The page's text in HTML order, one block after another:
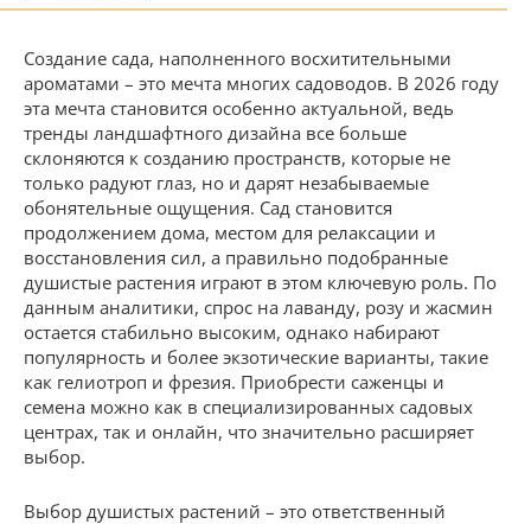
Создание сада, наполненного восхитительными
ароматами – это мечта многих садоводов. В 2026 году
эта мечта становится особенно актуальной, ведь
тренды ландшафтного дизайна все больше
склоняются к созданию пространств, которые не
только радуют глаз, но и дарят незабываемые
обонятельные ощущения. Сад становится
продолжением дома, местом для релаксации и
восстановления сил, а правильно подобранные
душистые растения играют в этом ключевую роль. По
данным аналитики, спрос на лаванду, розу и жасмин
остается стабильно высоким, однако набирают
популярность и более экзотические варианты, такие
как гелиотроп и фрезия. Приобрести саженцы и
семена можно как в специализированных садовых
центрах, так и онлайн, что значительно расширяет
выбор.
Выбор душистых растений – это ответственный